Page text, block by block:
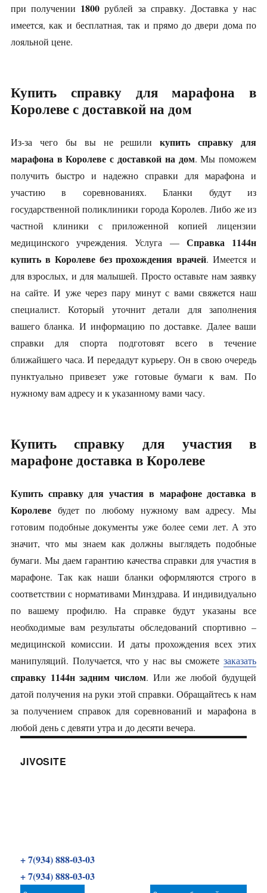
при получении 1800 рублей за справку. Доставка у нас
имеется, как и бесплатная, так и прямо до двери дома по
лояльной цене.
Купить справку для марафона в
Королеве с доставкой на дом
Из-за чего бы вы не решиликупить справку для
марафона в Королеве с доставкой на дом. Мы поможем
получить быстро и надежно справки для марафона и
участию в соревнованиях. Бланки будут из
государственной поликлиники города Королев. Либо же из
частной клиники с приложенной копией лицензии
медицинского учреждения. Услуга — Справка 1144н
купить в Королеве без прохождения врачей. Имеется и
для взрослых, и для малышей. Просто оставьте нам заявку
на сайте. И уже через пару минут с вами свяжется наш
специалист. Который уточнит детали для заполнения
вашего бланка. И информацию по доставке. Далее ваши
справки для спорта подготовят всего в течение
ближайшего часа. И передадут курьеру. Он в свою очередь
пунктуально привезет уже готовые бумаги к вам. По
нужному вам адресу и к указанному вами часу.
Купить справку для участия в
марафоне доставка в Королеве
Купить справку для участия в марафоне доставка в
Королевебудет по любому нужному вам адресу. Мы
готовим подобные документы уже более семи лет. А это
значит, что мы знаем как должны выглядеть подобные
бумаги. Мы даем гарантию качества справки для участия в
марафоне. Так как наши бланки оформляются строго в
соответствии с нормативами Минздрава. И индивидуально
по вашему профилю. На справке будут указаны все
необходимые вам результаты обследований спортивно –
медицинской комиссии. И даты прохождения всех этих
манипуляций. Получается, что у нас вы сможетезаказать
справку 1144н задним числом. Или же любой будущей
датой получения на руки этой справки. Обращайтесь к нам
за получением справок для соревнований и марафона в
любой день с девяти утра и до десяти вечера.
JIVOSITE
+ 7(934) 888-03-03
+ 7(934) 888-03-03